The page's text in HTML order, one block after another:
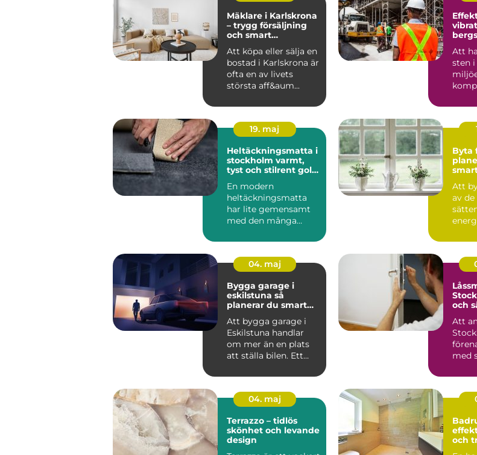
Mäklare i Karlskrona
– trygg försäljning
och smart
Att köpa eller sälja en
bostad i Karlskrona är
ofta en av livets
största aff&aum...
Att
sten i
19. maj
Heltäckningsmatta i
stockholm varmt,
tyst och stilrent golv
En modern
heltäckningsmatta
har lite gemensamt
med den många
80-talet. Dagens
mat...
Byta
Att
av
o...
04. maj
Bygga garage i
eskilstuna så
planerar du smart
Att bygga garage i
Eskilstuna handlar
om mer än en plats
att ställa bilen. Ett
ger...
och
Att
med
04. maj
Terrazzo – tidlös
skönhet och levande
design
och